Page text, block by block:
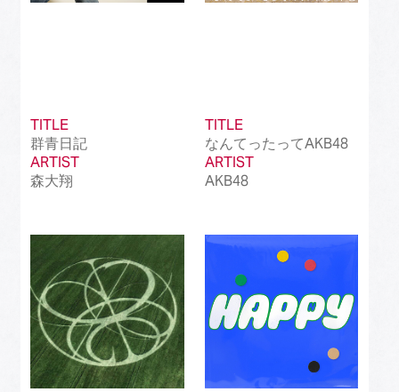
TITLE
群青日記
ARTIST
森大翔
TITLE
なんてったってAKB48
ARTIST
AKB48